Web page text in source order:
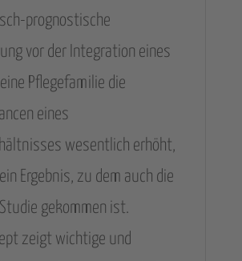
prognostische
vor der Integration eines
Pflegefamilie die
eines
wesentlich erhöht,
Ergebnis, zu dem auch die
gekommen ist.
zeigt wichtige und